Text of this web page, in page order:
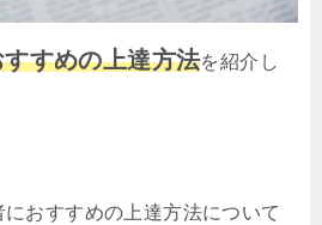
すめの上達方法を紹介し
おすすめの上達方法について